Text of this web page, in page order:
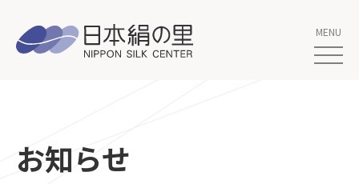
お知らせ